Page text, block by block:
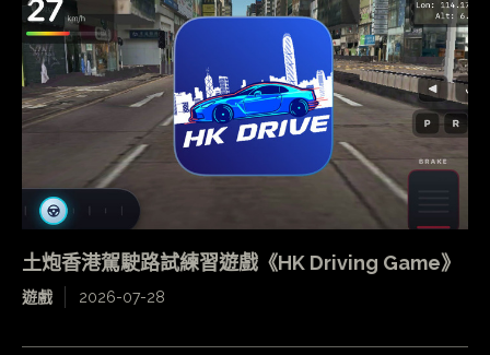
土炮香港駕駛路試練習遊戲《HK Driving Game》
遊戲 2026-07-28